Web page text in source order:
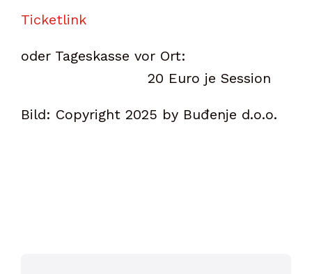
Ticketlink
oder Tageskasse vor Ort:
20 Euro je Session
Bild: Copyright 2025 by Buđenje d.o.o.